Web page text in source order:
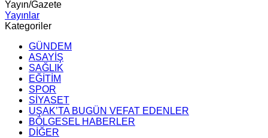
Yayın/Gazete
Yayınlar
Kategoriler
GÜNDEM
ASAYİŞ
SAĞLIK
EĞİTİM
SPOR
SİYASET
UŞAK’TA BUGÜN VEFAT EDENLER
BÖLGESEL HABERLER
DİĞER